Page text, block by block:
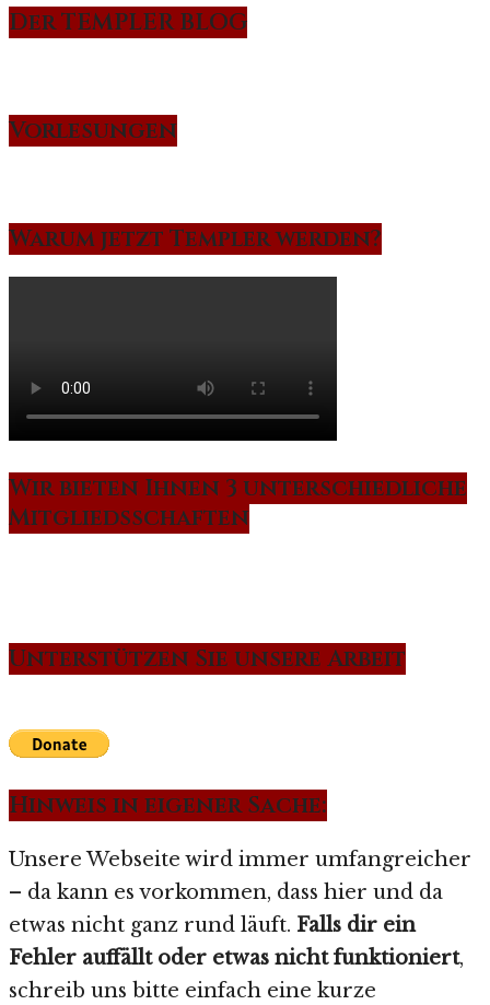
Der TEMPLER BLOG
Vorlesungen
Warum jetzt Templer werden?
Wir bieten Ihnen 3 unterschiedliche
Mitgliedsschaften
Unterstützen Sie unsere Arbeit
Hinweis in eigener Sache:
Unsere Webseite wird immer umfangreicher
– da kann es vorkommen, dass hier und da
etwas nicht ganz rund läuft. Falls dir ein
Fehler auffällt oder etwas nicht funktioniert,
schreib uns bitte einfach eine kurze